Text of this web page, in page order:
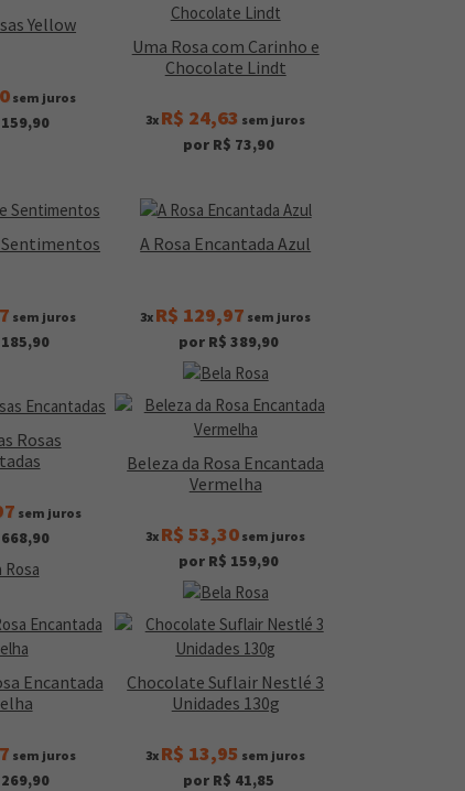
Yellow
sem juros
Uma Rosa com Carinho e
Chocolate Lindt
3x R$ 24,63 sem juros
por R$ 73,90
Sentimentos
sem juros
A Rosa Encantada Azul
3x R$ 129,97 sem juros
por R$ 389,90
Rosas
sem juros
Beleza da Rosa Encantada
Vermelha
3x R$ 53,30 sem juros
por R$ 159,90
Encantada
sem juros
Chocolate Suflair Nestlé 3
Unidades 130g
3x R$ 13,95 sem juros
por R$ 41,85